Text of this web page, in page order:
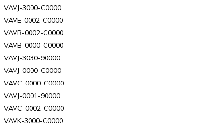
VAVJ-3000-C0000
VAVE-0002-C0000
VAVB-0002-C0000
VAVB-0000-C0000
VAVJ-3030-90000
VAVJ-0000-C0000
VAVC-0000-C0000
VAVJ-0001-90000
VAVC-0002-C0000
VAVK-3000-C0000